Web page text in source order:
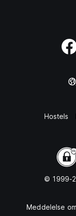
Hostels
© 1999-
Meddelelse